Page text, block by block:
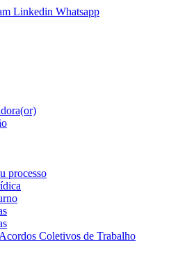
Linkedin Whatsapp
processo
Coletivos de Trabalho